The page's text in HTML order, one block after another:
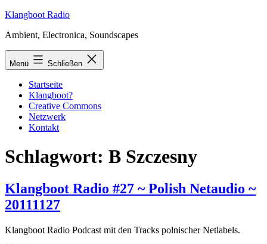
Zum
springen
Klangboot Radio
Ambient, Electronica, Soundscapes
Menü Schließen
Startseite
Klangboot?
Creative Commons
Netzwerk
Kontakt
Schlagwort: B Szczesny
Klangboot Radio #27 ~ Polish Netaudio ~
20111127
Klangboot Radio Podcast mit den Tracks polnischer Netlabels.